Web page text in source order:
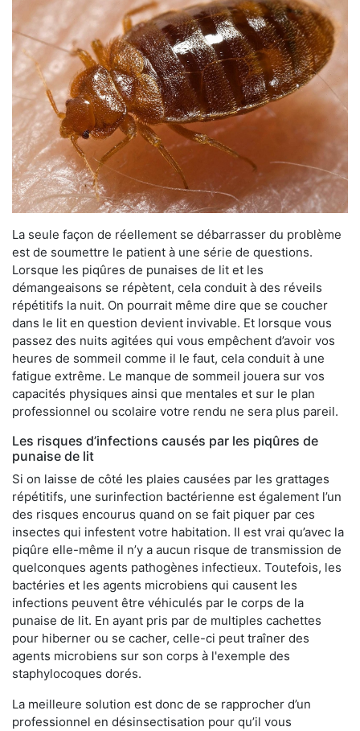
La seule façon de réellement se débarrasser du problème
est de soumettre le patient à une série de questions.
Lorsque les piqûres de punaises de lit et les
démangeaisons se répètent, cela conduit à des réveils
répétitifs la nuit. On pourrait même dire que se coucher
dans le lit en question devient invivable. Et lorsque vous
passez des nuits agitées qui vous empêchent d’avoir vos
heures de sommeil comme il le faut, cela conduit à une
fatigue extrême. Le manque de sommeil jouera sur vos
capacités physiques ainsi que mentales et sur le plan
professionnel ou scolaire votre rendu ne sera plus pareil.
Les risques d’infections causés par les piqûres de
punaise de lit
Si on laisse de côté les plaies causées par les grattages
répétitifs, une surinfection bactérienne est également l’un
des risques encourus quand on se fait piquer par ces
insectes qui infestent votre habitation. Il est vrai qu’avec la
piqûre elle-même il n’y a aucun risque de transmission de
quelconques agents pathogènes infectieux. Toutefois, les
bactéries et les agents microbiens qui causent les
infections peuvent être véhiculés par le corps de la
punaise de lit. En ayant pris par de multiples cachettes
pour hiberner ou se cacher, celle-ci peut traîner des
agents microbiens sur son corps à l'exemple des
staphylocoques dorés.
La meilleure solution est donc de se rapprocher d’un
professionnel en désinsectisation pour qu’il vous